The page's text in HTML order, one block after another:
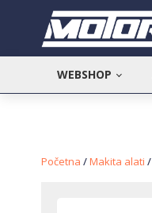
WEBSHOP
Početna /Makita alati /